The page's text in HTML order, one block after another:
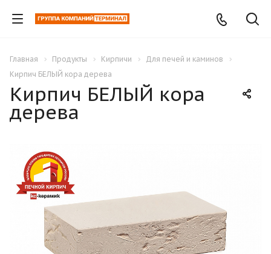
Главная Продукты Кирпичи
Для печей и каминов
Кирпич БЕЛЫЙ кора дерева
Кирпич БЕЛЫЙ кора
дерева